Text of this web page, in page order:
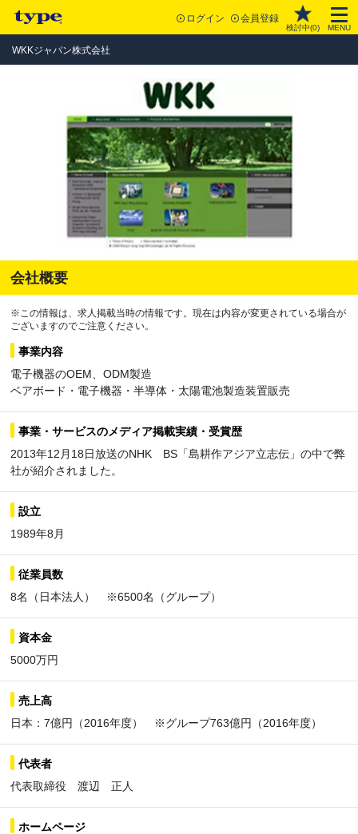
ログイン 会員登録
検討中(0) MENU
WKKジャパン株式会社
会社概要
※この情報は、求人掲載当時の情報です。現在は内容が変更されている場合が
ございますのでご注意ください。
事業内容
電子機器のOEM、ODM製造
ベアボード・電子機器・半導体・太陽電池製造装置販売
事業・サービスのメディア掲載実績・受賞歴
2013年12月18日放送のNHK BS「島耕作アジア立志伝」の中で弊
社が紹介されました。
設立
1989年8月
従業員数
8名（日本法人） ※6500名（グループ）
資本金
5000万円
売上高
日本：7億円（2016年度） ※グループ763億円（2016年度）
代表者
代表取締役 渡辺 正人
ホームページ